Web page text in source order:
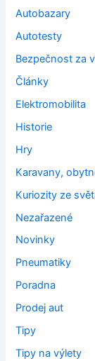
Autobazary
Autotesty
Bezpečnost za
Články
Elektromobilita
Historie
Hry
Karavany,
Kuriozity ze
Nezařazené
Novinky
Pneumatiky
Poradna
Prodej aut
Tipy
Tipy na výlety